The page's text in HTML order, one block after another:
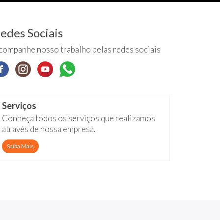
Sociais
nosso trabalho pelas redes sociais
Serviços
Conheça todos os serviços que realizamos
através de nossa empresa.
Saiba Mais